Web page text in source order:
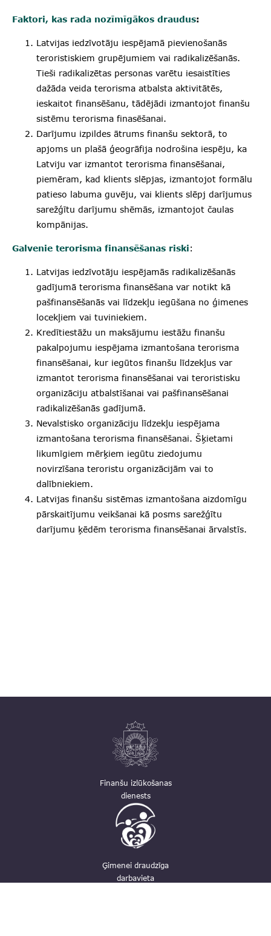
Faktori, kas rada nozīmīgākos draudus:
Latvijas iedzīvotāju iespējamā pievienošanās
teroristiskiem grupējumiem vai radikalizēšanās.
Tieši radikalizētas personas varētu iesaistīties
dažāda veida terorisma atbalsta aktivitātēs,
ieskaitot finansēšanu, tādējādi izmantojot finanšu
sistēmu terorisma finasēšanai.
Darījumu izpildes ātrums finanšu sektorā, to
apjoms un plašā ģeogrāfija nodrošina iespēju, ka
Latviju var izmantot terorisma finansēšanai,
piemēram, kad klients slēpjas, izmantojot formālu
patieso labuma guvēju, vai klients slēpj darījumus
sarežģītu darījumu shēmās, izmantojot čaulas
kompānijas.
Galvenie terorisma finansēšanas riski:
Latvijas iedzīvotāju iespējamās radikalizēšanās
gadījumā terorisma finansēšana var notikt kā
pašfinansēšanās vai līdzekļu iegūšana no ģimenes
locekļiem vai tuviniekiem.
Kredītiestāžu un maksājumu iestāžu finanšu
pakalpojumu iespējama izmantošana terorisma
finansēšanai, kur iegūtos finanšu līdzekļus var
izmantot terorisma finansēšanai vai teroristisku
organizāciju atbalstīšanai vai pašfinansēšanai
radikalizēšanās gadījumā.
Nevalstisko organizāciju līdzekļu iespējama
izmantošana terorisma finansēšanai. Šķietami
likumīgiem mērķiem iegūtu ziedojumu
novirzīšana teroristu organizācijām vai to
dalībniekiem.
Latvijas finanšu sistēmas izmantošana aizdomīgu
pārskaitījumu veikšanai kā posms sarežģītu
darījumu ķēdēm terorisma finansēšanai ārvalstīs.
Finanšu izlūkošanas
dienests
Ģimenei draudzīga
darbavieta